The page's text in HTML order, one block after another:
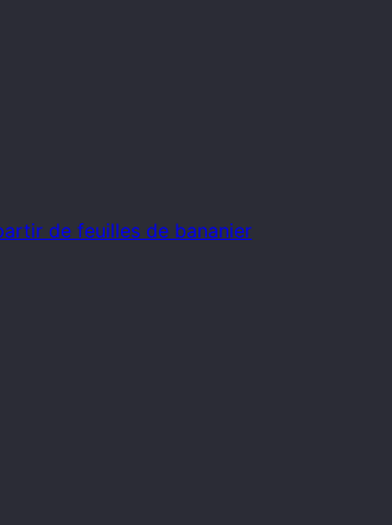
de feuilles de bananier